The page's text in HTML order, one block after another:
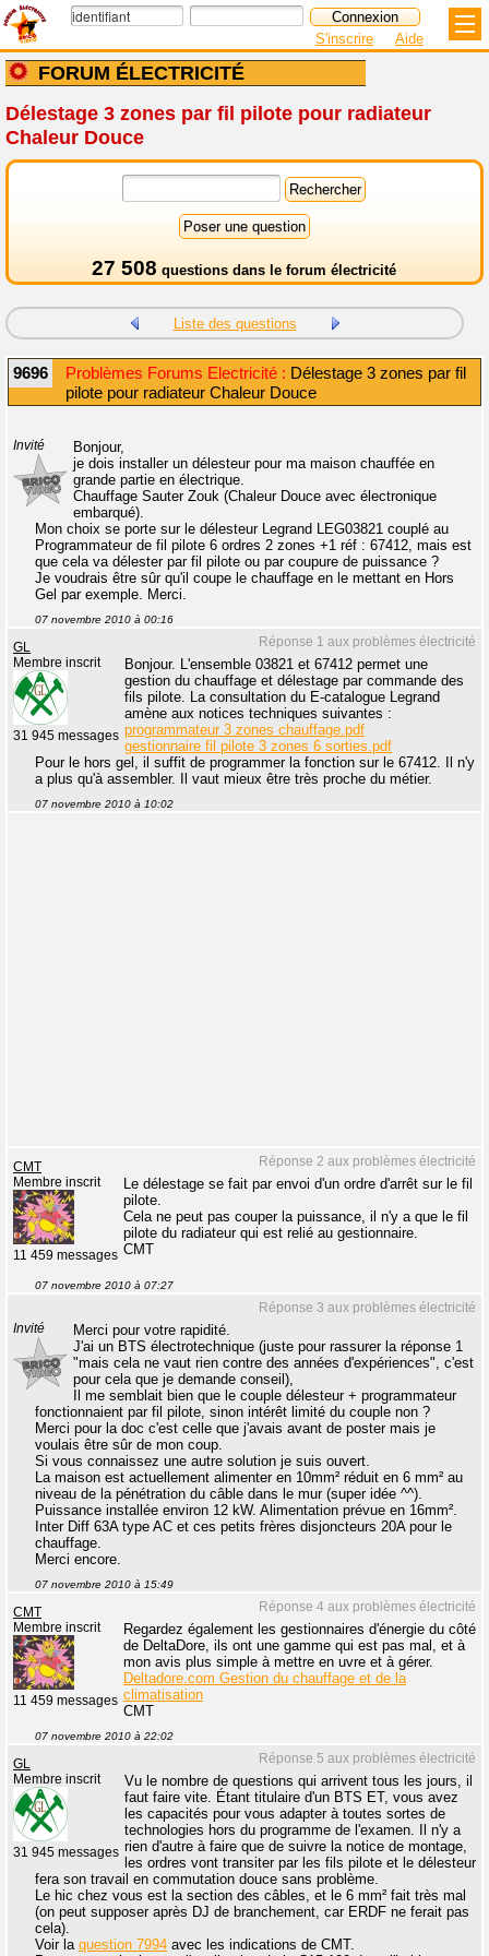
FORUM ÉLECTRICITÉ
S'inscrire Aide
Délestage 3 zones par fil pilote pour radiateur
Chaleur Douce
27 508 questions dans le forum électricité
Liste des questions
9696 Problèmes Forums Electricité : Délestage 3 zones par fil
pilote pour radiateur Chaleur Douce
Invité
Bonjour,
je dois installer un délesteur pour ma maison chauffée en
grande partie en électrique.
Chauffage Sauter Zouk (Chaleur Douce avec électronique
embarqué).
Mon choix se porte sur le délesteur Legrand LEG03821 couplé au
Programmateur de fil pilote 6 ordres 2 zones +1 réf : 67412, mais est
que cela va délester par fil pilote ou par coupure de puissance ?
Je voudrais être sûr qu'il coupe le chauffage en le mettant en Hors
Gel par exemple. Merci.
07 novembre 2010 à 00:16
Réponse 1 aux problèmes électricité
GL
Membre inscrit
31 945 messages
Bonjour. L'ensemble 03821 et 67412 permet une
gestion du chauffage et délestage par commande des
fils pilote. La consultation du E-catalogue Legrand
amène aux notices techniques suivantes :
programmateur 3 zones chauffage.pdf
gestionnaire fil pilote 3 zones 6 sorties.pdf
Pour le hors gel, il suffit de programmer la fonction sur le 67412. Il n'y
a plus qu'à assembler. Il vaut mieux être très proche du métier.
07 novembre 2010 à 10:02
Réponse 2 aux problèmes électricité
CMT
Membre inscrit
11 459 messages
Le délestage se fait par envoi d'un ordre d'arrêt sur le fil
pilote.
Cela ne peut pas couper la puissance, il n'y a que le fil
pilote du radiateur qui est relié au gestionnaire.
CMT
07 novembre 2010 à 07:27
Réponse 3 aux problèmes électricité
Invité
Merci pour votre rapidité.
J'ai un BTS électrotechnique (juste pour rassurer la réponse 1
"mais cela ne vaut rien contre des années d'expériences", c'est
pour cela que je demande conseil),
Il me semblait bien que le couple délesteur + programmateur
fonctionnaient par fil pilote, sinon intérêt limité du couple non ?
Merci pour la doc c'est celle que j'avais avant de poster mais je
voulais être sûr de mon coup.
Si vous connaissez une autre solution je suis ouvert.
La maison est actuellement alimenter en 10mm² réduit en 6 mm² au
niveau de la pénétration du câble dans le mur (super idée ^^).
Puissance installée environ 12 kW. Alimentation prévue en 16mm².
Inter Diff 63A type AC et ces petits frères disjoncteurs 20A pour le
chauffage.
Merci encore.
07 novembre 2010 à 15:49
Réponse 4 aux problèmes électricité
CMT
Membre inscrit
11 459 messages
Regardez également les gestionnaires d'énergie du côté
de DeltaDore, ils ont une gamme qui est pas mal, et à
mon avis plus simple à mettre en uvre et à gérer.
Deltadore.com Gestion du chauffage et de la
climatisation
CMT
07 novembre 2010 à 22:02
Réponse 5 aux problèmes électricité
GL
Membre inscrit
31 945 messages
Vu le nombre de questions qui arrivent tous les jours, il
faut faire vite. Étant titulaire d'un BTS ET, vous avez
les capacités pour vous adapter à toutes sortes de
technologies hors du programme de l'examen. Il n'y a
rien d'autre à faire que de suivre la notice de montage,
les ordres vont transiter par les fils pilote et le délesteur
fera son travail en commutation douce sans problème.
Le hic chez vous est la section des câbles, et le 6 mm² fait très mal
(on peut supposer après DJ de branchement, car ERDF ne ferait pas
cela).
Voir la question 7994 avec les indications de CMT.